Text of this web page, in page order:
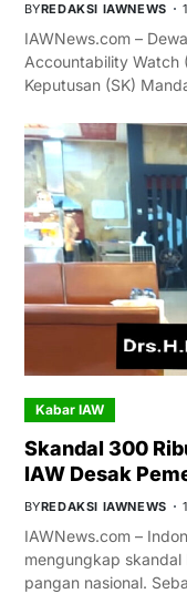
BYREDAKSI IAWNEWS
IAWNews.com –
Accountability Watch
Keputusan (SK)
Kabar IAW
Skandal 300
IAW Desak
BYREDAKSI IAWNEWS
IAWNews.com –
mengungkap
pangan nasional.